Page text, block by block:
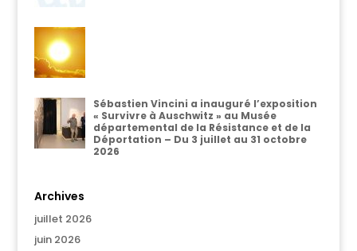
Sébastien Vincini a inauguré l’exposition
« Survivre à Auschwitz » au Musée
départemental de la Résistance et de la
Déportation – Du 3 juillet au 31 octobre
2026
Archives
juillet 2026
juin 2026